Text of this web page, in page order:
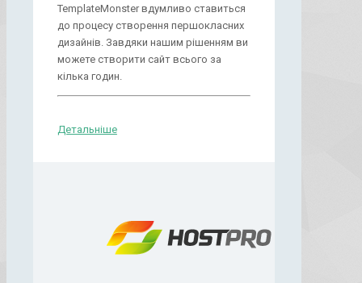
TemplateMonster вдумливо ставиться
до процесу створення першокласних
дизайнів. Завдяки нашим рішенням ви
можете створити сайт всього за
кілька годин.
Детальніше